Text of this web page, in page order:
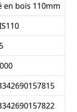
en bois 110mm